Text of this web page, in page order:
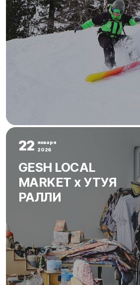
22
января
2026
GESH LOCAL
MARKET х УТУЯ
РАЛЛИ